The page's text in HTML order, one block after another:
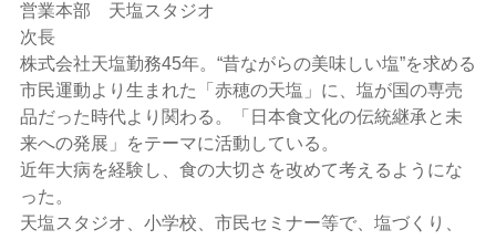
営業本部 天塩スタジオ
次長
株式会社天塩勤務45年。“昔ながらの美味しい塩”を求める
市民運動より生まれた「赤穂の天塩」に、塩が国の専売
品だった時代より関わる。「日本食文化の伝統継承と未
来への発展」をテーマに活動している。
近年大病を経験し、食の大切さを改めて考えるようにな
った。
天塩スタジオ、小学校、市民セミナー等で、塩づくり、